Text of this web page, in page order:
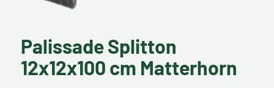
Palissade Splitton
12x12x100 cm Matterhorn